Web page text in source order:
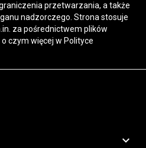
przetwarzania, a także
nadzorczego. Strona stosuje
za pośrednictwem plików
czym więcej w Polityce
